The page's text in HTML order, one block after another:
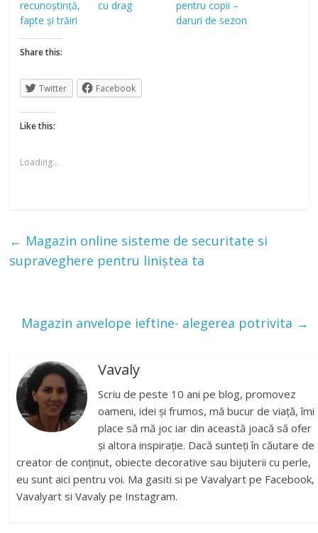
recunoștință,
fapte și trăiri
cu drag
pentru copii –
daruri de sezon
Share this:
Twitter Facebook
Like this:
Loading...
← Magazin online sisteme de securitate si
supraveghere pentru liniștea ta
Magazin anvelope ieftine- alegerea potrivita →
Vavaly
Scriu de peste 10 ani pe blog, promovez
oameni, idei și frumos, mă bucur de viață, îmi
place să mă joc iar din această joacă să ofer
și altora inspirație. Dacă sunteți în căutare de
creator de conținut, obiecte decorative sau bijuterii cu perle,
eu sunt aici pentru voi. Ma gasiti si pe Vavalyart pe Facebook,
Vavalyart si Vavaly pe Instagram.